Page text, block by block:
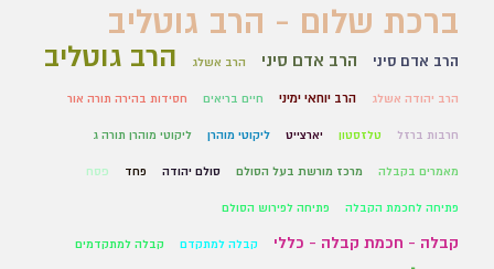
ברכת שלום - הרב גוטליב
הרב אדם סיני הרב אדם סיני הרב אשלג הרב גוטליב
הרב יהודה אשלג הרב יוחאי ימיני חיים בריאים חסידות בהירה תורה אור
חרבות ברזל טלזסטון יארצייט ליקוטי מוהרן ליקוטי מוהרן תורה ג
מאמרים בקבלה מרכז מורשת בעל הסולם סולם יהודה פחד פסח
פתיחה לחכמת הקבלה פתיחה לפירוש הסולם
קבלה - חכמת קבלה - כללי קבלה למתקדם קבלה למתקדמים